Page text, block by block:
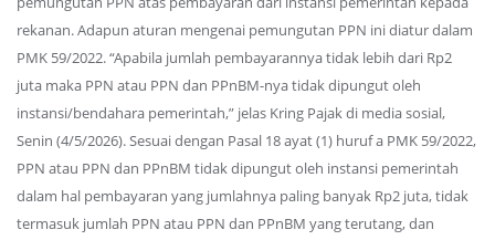
rekanan. Adapun aturan mengenai pemungutan PPN ini diatur dalam
PMK 59/2022. “Apabila jumlah pembayarannya tidak lebih dari Rp2
juta maka PPN atau PPN dan PPnBM-nya tidak dipungut oleh
instansi/bendahara pemerintah,” jelas Kring Pajak di media sosial,
Senin (4/5/2026). Sesuai dengan Pasal 18 ayat (1) huruf a PMK 59/2022,
PPN atau PPN dan PPnBM tidak dipungut oleh instansi pemerintah
dalam hal pembayaran yang jumlahnya paling banyak Rp2 juta, tidak
termasuk jumlah PPN atau PPN dan PPnBM yang terutang, dan